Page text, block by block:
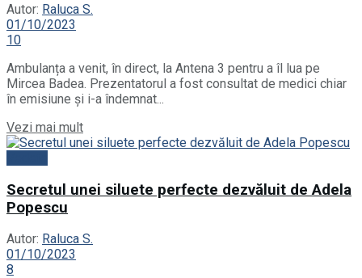
Autor: Raluca S.
01/10/2023
10
Ambulanța a venit, în direct, la Antena 3 pentru a îl lua pe
Mircea Badea. Prezentatorul a fost consultat de medici chiar
în emisiune și i-a îndemnat...
Vezi mai multDetails
Secretul unei siluete perfecte dezvăluit de Adela
Popescu
Autor: Raluca S.
01/10/2023
8